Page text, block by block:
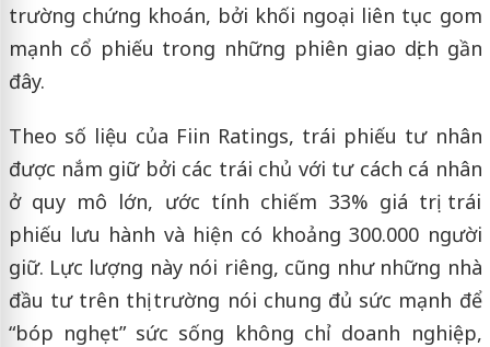
trường chứng khoán, bởi khối ngoại liên tục gom
mạnh cổ phiếu trong những phiên giao dịch gần
đây.
Theo số liệu của Fiin Ratings, trái phiếu tư nhân
được nắm giữ bởi các trái chủ với tư cách cá nhân
ở quy mô lớn, ước tính chiếm 33% giá trị trái
phiếu lưu hành và hiện có khoảng 300.000 người
giữ. Lực lượng này nói riêng, cũng như những nhà
đầu tư trên thị trường nói chung đủ sức mạnh để
“bóp nghẹt” sức sống không chỉ doanh nghiệp,